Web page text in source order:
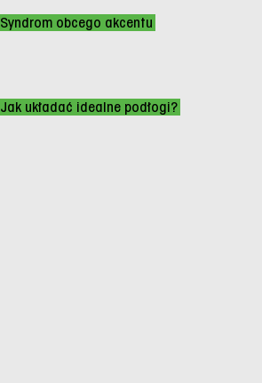
Syndrom obcego akcentu
Jak układać idealne podłogi?